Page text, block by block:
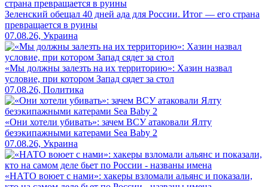
Зеленский обещал 40 дней ада для России. Итог — его страна
превращается в руины
07.08.26, Украина
«Мы должны залезть на их территорию»: Хазин назвал
условие, при котором Запад сядет за стол
07.08.26, Политика
«Они хотели убивать»: зачем ВСУ атаковали Ялту
безэкипажными катерами Sea Baby 2
07.08.26, Украина
«НАТО воюет с нами»: хакеры взломали альянс и показали,